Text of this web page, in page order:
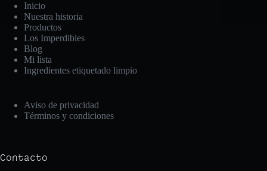
Inicio
Nuestra historia
Productos
Los Imperdibles
Blog
Mi lista
Ingredientes etiquetado limpio
Aviso de privacidad
Términos y condiciones
Contacto